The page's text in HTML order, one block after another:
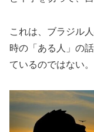
これは、ブラジル
時の「ある人」の
ているのではない。